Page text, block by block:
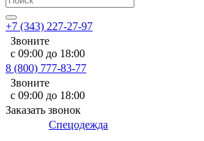
+7 (343) 227-27-97
Звоните
с 09:00 до 18:00
8 (800) 777-83-77
Звоните
с 09:00 до 18:00
Заказать звонок
Спецодежда